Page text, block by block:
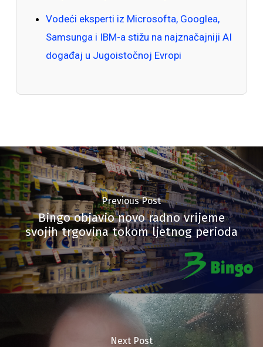
Vodeći eksperti iz Microsofta, Googlea,
Samsunga i IBM-a stižu na najznačajniji AI
događaj u Jugoistočnoj Evropi
Previous Post
Bingo objavio novo radno vrijeme
svojih trgovina tokom ljetnog perioda
Next Post